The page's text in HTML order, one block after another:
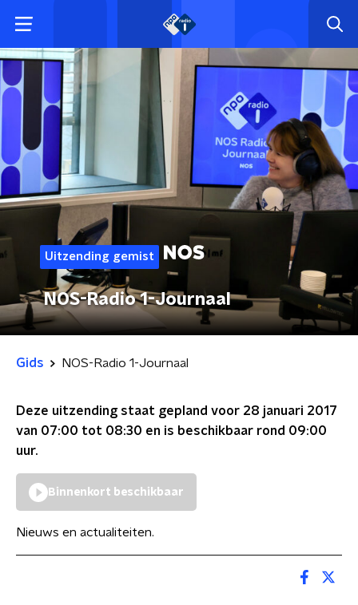
Uitzending gemist
NOS-Radio 1-Journaal
Gids NOS-Radio 1-Journaal
Deze uitzending staat gepland voor 28 januari 2017
van 07:00 tot 08:30 en is beschikbaar rond 09:00
uur.
Binnenkort beschikbaar
Nieuws en actualiteiten.